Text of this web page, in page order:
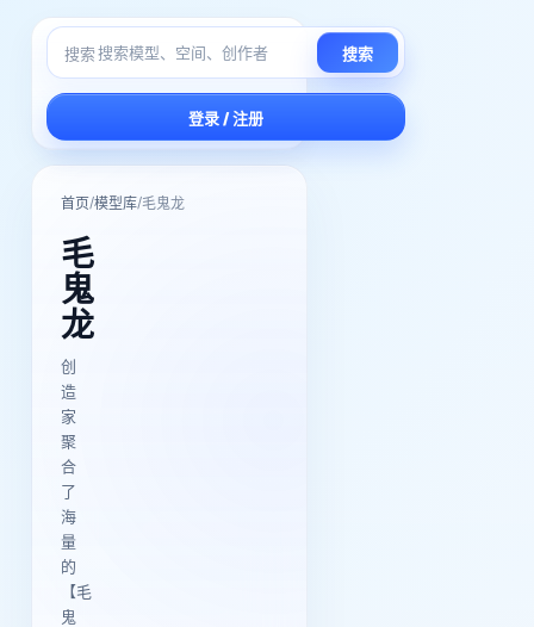
搜索 搜索
登录 / 注册
首页/模型库/毛鬼龙
毛
鬼
龙
创
造
家
聚
合
了
海
量
的
【毛
鬼